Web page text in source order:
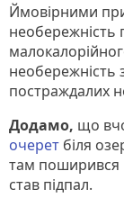
Ймовірними
необережність
необережність
постраждалих
Додамо, що
очерет біля
там поширився
став підпал.